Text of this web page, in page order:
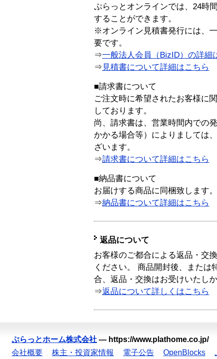
ぷらっとオンラインでは、24時
することができます。
※オンライン見積書発行には、
要です。
⇒一般法人会員（BizID）の詳細
⇒ 見積書について詳細はこちら
■請求書について
ご注文時に希望されたお客様に
しております。
尚、請求書は、営業時間内での
かかる場合等）によりましては
ざいます。
⇒請求書について詳細はこちら
■納品書について
お届けする商品に同梱致します。
⇒納品書について詳細はこちら
返品について
お客様のご都合による返品・交
ください。 商品開封後、または
合、返品・交換はお受けいたし
⇒返品について詳しくはこちら
ぷらっとホーム株式会社 — https://www.plathome.co.jp/
会社概要
株主・投資家情報 電子公告 OpenBlocks